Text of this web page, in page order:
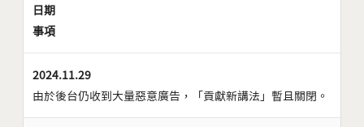
日期
事項
2024.11.29
由於後台仍收到大量惡意廣告，「貢獻新講法」暫且關閉。